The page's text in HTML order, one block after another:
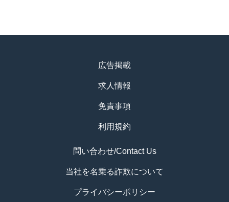
広告掲載
求人情報
免責事項
利用規約
問い合わせ/Contact Us
当社を名乗る詐欺について
プライバシーポリシー